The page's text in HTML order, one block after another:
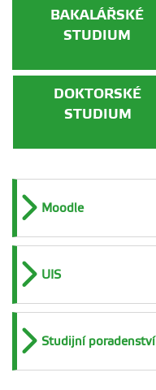
BAKALÁŘSKÉ
STUDIUM
DOKTORSKÉ
STUDIUM
Moodle
UIS
Studijní poradenství